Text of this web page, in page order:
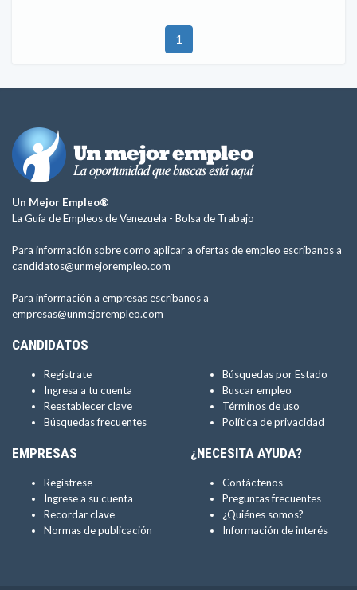
1
Un Mejor Empleo®
La Guía de Empleos de Venezuela - Bolsa de Trabajo
Para información sobre como aplicar a ofertas de empleo escríbanos a
candidatos@unmejorempleo.com
Para información a empresas escríbanos a
empresas@unmejorempleo.com
CANDIDATOS
Regístrate
Ingresa a tu cuenta
Reestablecer clave
Búsquedas frecuentes
Búsquedas por Estado
Buscar empleo
Términos de uso
Política de privacidad
EMPRESAS
Regístrese
Ingrese a su cuenta
Recordar clave
Normas de publicación
¿NECESITA AYUDA?
Contáctenos
Preguntas frecuentes
¿Quiénes somos?
Información de interés